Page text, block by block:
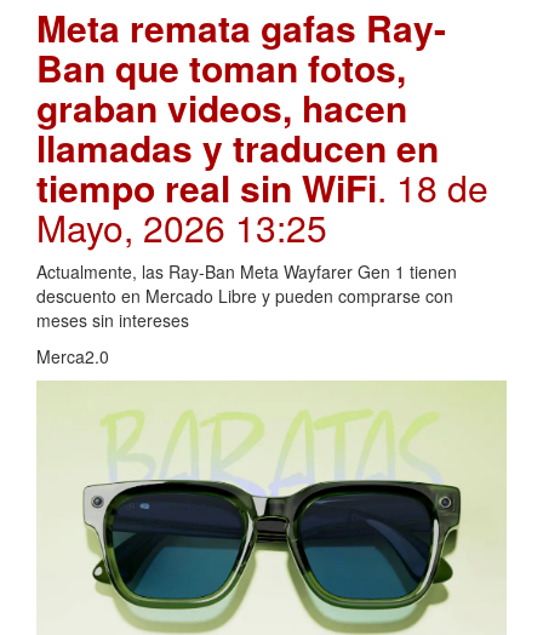
Meta remata gafas Ray-
Ban que toman fotos,
graban videos, hacen
llamadas y traducen en
tiempo real sin WiFi. 18 de
Mayo, 2026 13:25
Actualmente, las Ray-Ban Meta Wayfarer Gen 1 tienen
descuento en Mercado Libre y pueden comprarse con
meses sin intereses
Merca2.0